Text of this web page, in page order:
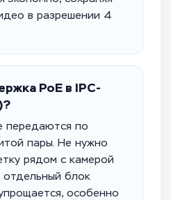
в разрешении 4
PoE в IPC-
передаются по
пары. Не нужно
рядом с камерой
отдельный блок
особенно